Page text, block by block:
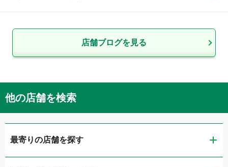
店舗ブログを見る
他の店舗を検索
最寄りの店舗を探す